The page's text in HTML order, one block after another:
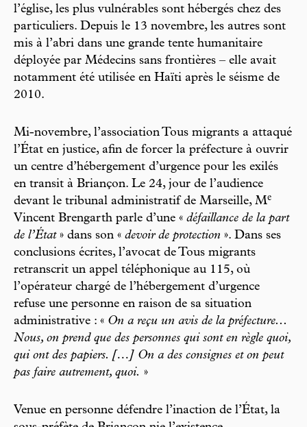
l’église, les plus vulnérables sont hébergés chez des
particuliers. Depuis le 13 novembre, les autres sont
mis à l’abri dans une grande tente humanitaire
déployée par Médecins sans frontières – elle avait
notamment été utilisée en Haïti après le séisme de
2010.
Mi-novembre, l’association Tous migrants a attaqué
l’État en justice, afin de forcer la préfecture à ouvrir
un centre d’hébergement d’urgence pour les exilés
en transit à Briançon. Le 24, jour de l’audience
devant le tribunal administratif de Marseille, Me
Vincent Brengarth parle d’une « défaillance de la part
de l’État» dans son « devoir de protection ». Dans ses
conclusions écrites, l’avocat de Tous migrants
retranscrit un appel téléphonique au 115, où
l’opérateur chargé de l’hébergement d’urgence
refuse une personne en raison de sa situation
administrative : « On a reçu un avis de la préfecture...
Nous, on prend que des personnes qui sont en règle quoi,
qui ont des papiers. […] On a des consignes et on peut
pas faire autrement, quoi. »
Venue en personne défendre l’inaction de l’État, la